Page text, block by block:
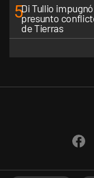
5Di Tullio
presunto
de Tierras